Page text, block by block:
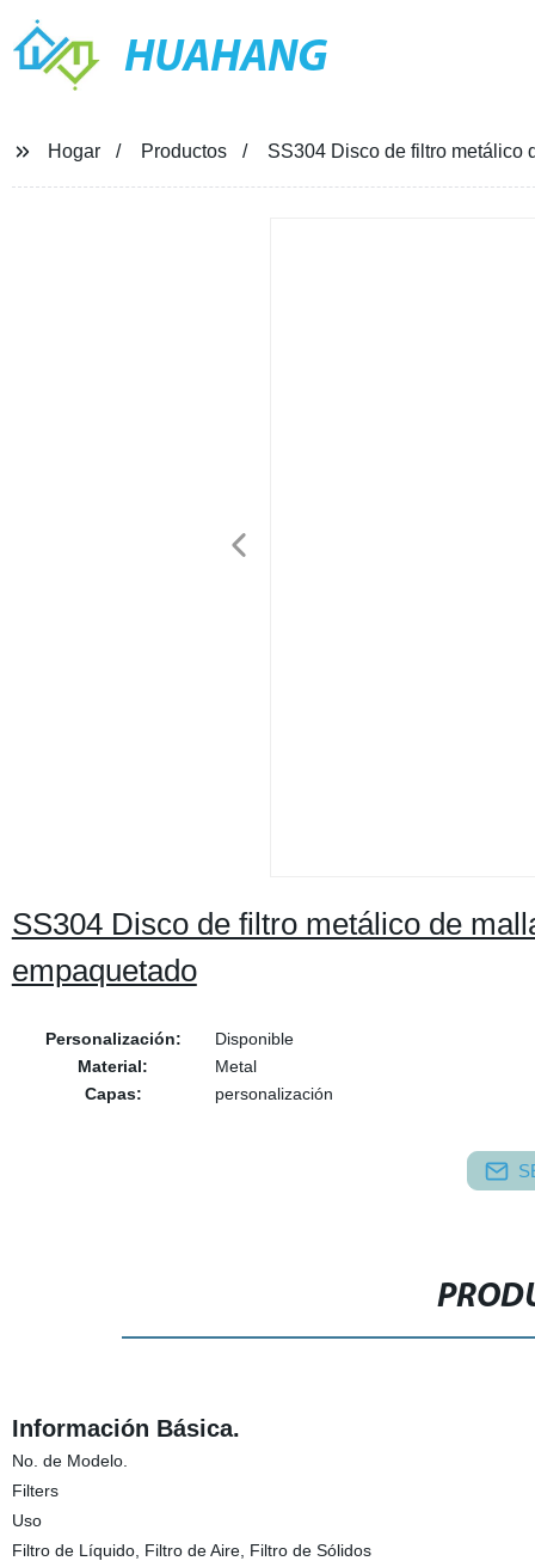
HUAHANG
Hogar Productos SS304 Disco de filtro metálico
SS304 Disco de filtro metálico de
empaquetado
Personalización:
Disponible
Material:
Metal
Capas:
personalización
Información Básica.
No. de Modelo.
Filters
Uso
Filtro de Líquido, Filtro de Aire, Filtro de Sólidos